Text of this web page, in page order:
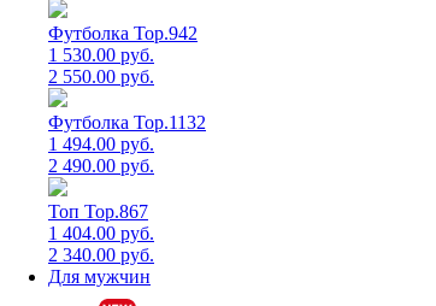
Футболка Top.942
1 530.00 руб.
2 550.00 руб.
Футболка Top.1132
1 494.00 руб.
2 490.00 руб.
Топ Top.867
1 404.00 руб.
2 340.00 руб.
Для мужчин